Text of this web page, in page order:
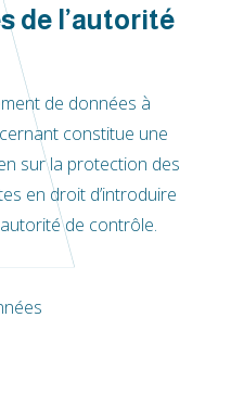
de l’autorité
de données à
constitue une
sur la protection des
en droit d’introduire
de contrôle.